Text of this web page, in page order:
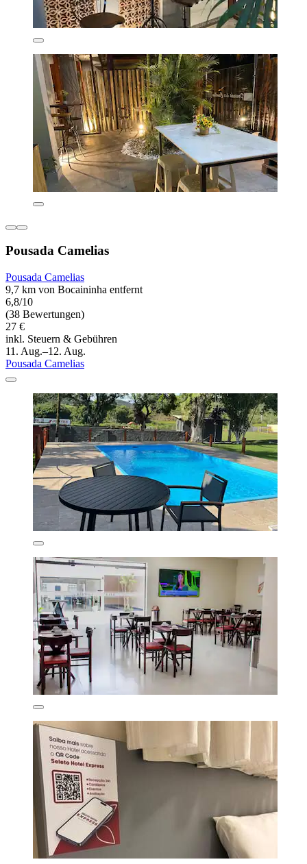
Pousada Camelias
Pousada Camelias
9,7 km von Bocaininha entfernt
6,8/10
(38 Bewertungen)
27 €
inkl. Steuern & Gebühren
11. Aug.–12. Aug.
Pousada Camelias